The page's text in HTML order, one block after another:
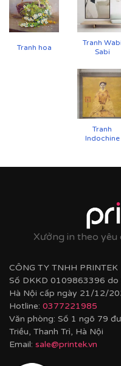
Cận cảnh tranh in
✨Chất liệu khung bền bỉ
Tranh được căng
chống cong vênh,
Hoàn thiện bằng
composite cao
Tranh hoa
Tranh Wabi
Sabi
Tranh
Indochine
Xưởng in theo yêu
CÔNG TY TNHH PRINTEK
Số DKKD 0109863396 do
Hà Nội cấp ngày 21/12/
Hotline: 0377221985
Văn phòng: Số 1 ngõ 79
Triều, Thanh Trì, Hà Nội
Email: sale@printek.vn